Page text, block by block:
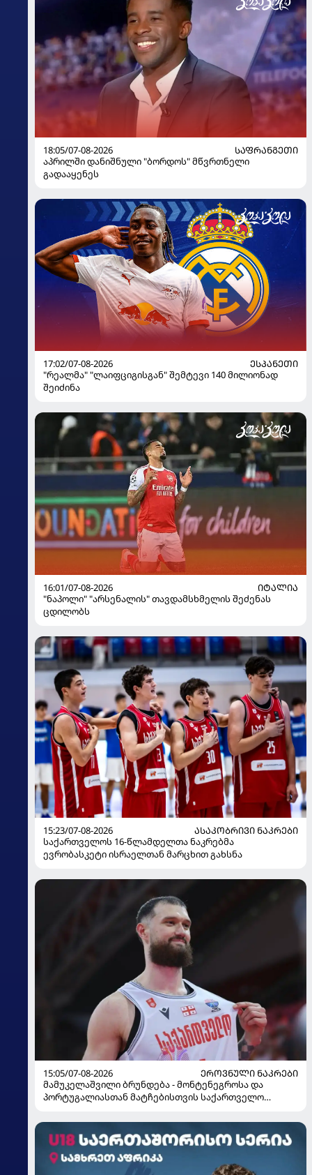
18:05/07-08-2026
ᲡᲐᲤᲠᲐᲜᲒᲔᲗᲘ
აპრილში დანიშნული "ბორდოს" მწვრთნელი
გადააყენეს
17:02/07-08-2026
ᲔᲡᲞᲐᲜᲔᲗᲘ
"რეალმა" "ლაიფციგისგან" შემტევი 140 მილიონად
შეიძინა
16:01/07-08-2026
ᲘᲢᲐᲚᲘᲐ
"ნაპოლი" "არსენალის" თავდამსხმელის შეძენას
ცდილობს
15:23/07-08-2026
ᲐᲡᲐᲙᲝᲑᲠᲘᲕᲘ ᲜᲐᲙᲠᲔᲑᲘ
საქართველოს 16-წლამდელთა ნაკრებმა
ევრობასკეტი ისრაელთან მარცხით გახსნა
15:05/07-08-2026
ᲔᲠᲝᲕᲜᲣᲚᲘ ᲜᲐᲙᲠᲔᲑᲘ
მამუკელაშვილი ბრუნდება - მონტენეგროსა და
პორტუგალიასთან მატჩებისთვის საქართველო